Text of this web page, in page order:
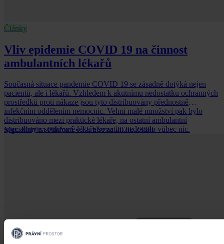
Články
Vliv epidemie COVID 19 na činnost
ambulantních lékařů
Současná situace pandemie COVID 19 se zásadně dotýká nejen
pacientů, ale i lékařů. Vzhledem k akutnímu nedostatku ochranných
prostředků proti nákaze jsou tyto distribuovány přednostně
infekčním oddělením nemocnic. Velmi malé množství pak bylo
distribuováno mezi praktické lékaře, na ostatní ambulantní
specialisty a soukromé lékaře se zatím nedostalo vůbec nic.
Mgr. Martina Pilařová • 22. března 2020, 23:00